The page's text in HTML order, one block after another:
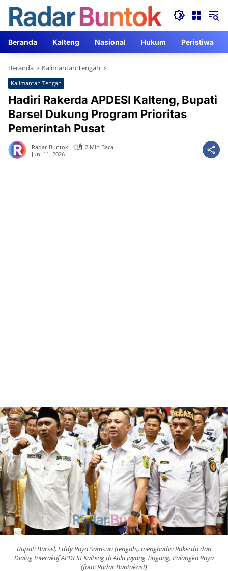
Langsung
konten
Beranda Kalteng Nasional Hukum Peristiwa
Beranda Kalimantan Tengah
Kalimantan Tengah
Hadiri Rakerda APDESI Kalteng, Bupati
Barsel Dukung Program Prioritas
Pemerintah Pusat
Radar Buntok
2 Min Baca
Juni 11, 2026
Bupati Barsel, Eddy Raya Samsuri (tengah), menghadiri Rakerda dan
Dialog Interaktif APDESI Kalteng di Aula Jayang Tingang, Palangka Raya
(foto: Radar Buntok/ist)